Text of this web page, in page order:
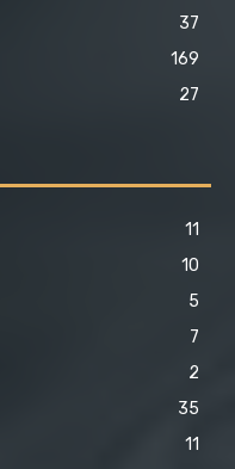
37
169
27
11
10
5
7
2
35
11